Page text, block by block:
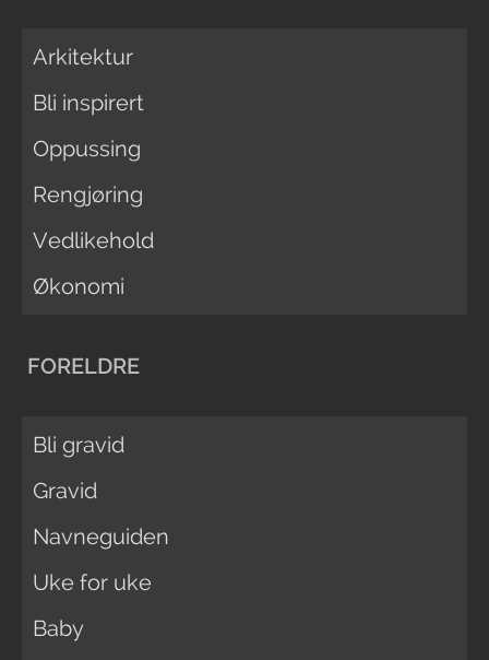
Arkitektur
Bli inspirert
Oppussing
Rengjøring
Vedlikehold
Økonomi
FORELDRE
Bli gravid
Gravid
Navneguiden
Uke for uke
Baby